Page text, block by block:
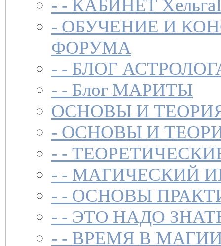
- - КАБИНЕТ ХельгаI
- ОБУЧЕНИЕ И
ФОРУМА
- - БЛОГ
- - Блог МАРИТЫ
ОСНОВЫ И
- ОСНОВЫ И
- -
- - МАГИЧЕСКИЙ
- - ОСНОВЫ
- - ЭТО НАДО
- - ВРЕМЯ В